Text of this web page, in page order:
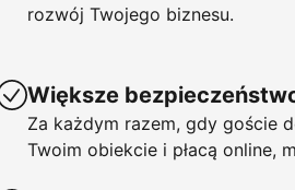
rozwój Twojego biznesu.
Większe
Za każdym razem, gdy goście
Twoim obiekcie i płacą online,